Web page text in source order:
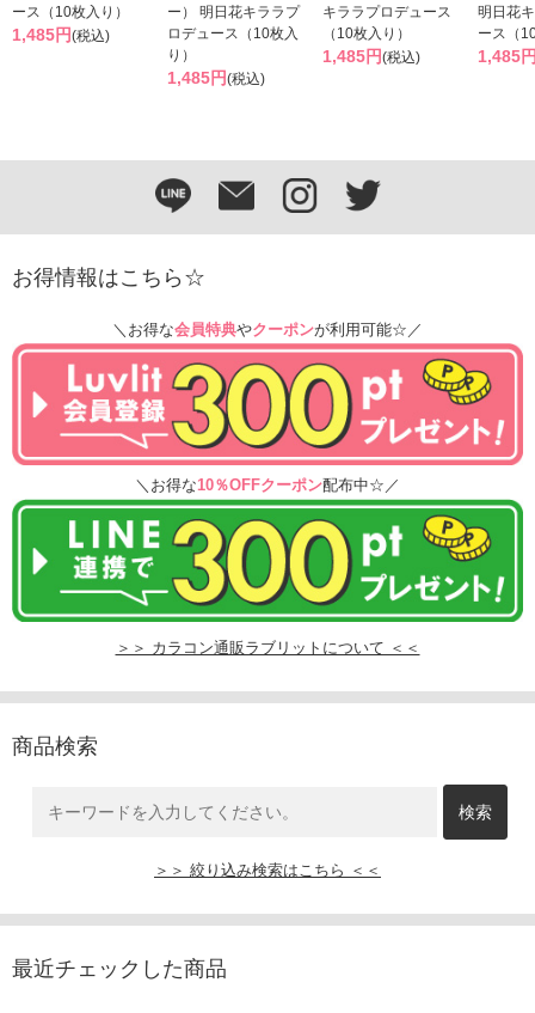
ース（10枚入り）
1,485円(税込)
ー） 明日花キララプ
ロデュース（10枚入
り）
1,485円(税込)
キララプロデュース
（10枚入り）
1,485円(税込)
明日花
ース（
1,485
お得情報はこちら☆
＼お得な会員特典やクーポンが利用可能☆／
＼お得な10％OFFクーポン配布中☆／
＞＞ カラコン通販ラブリットについて ＜＜
商品検索
＞＞ 絞り込み検索はこちら ＜＜
最近チェックした商品